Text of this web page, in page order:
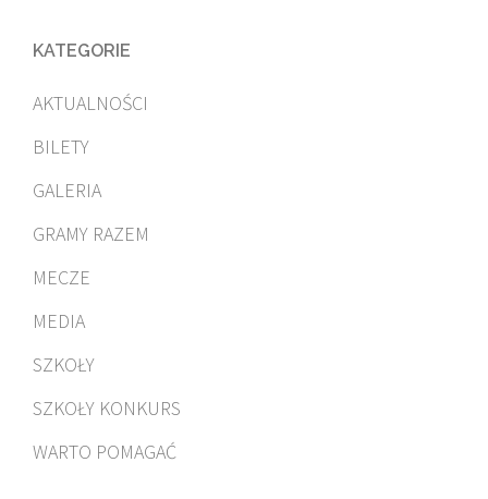
KATEGORIE
AKTUALNOŚCI
BILETY
GALERIA
GRAMY RAZEM
MECZE
MEDIA
SZKOŁY
SZKOŁY KONKURS
WARTO POMAGAĆ